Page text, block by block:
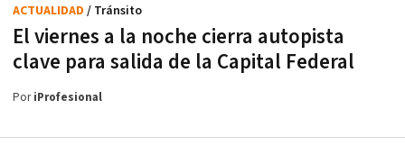
El viernes a la noche cierra autopista
clave para salida de la Capital Federal
ACTUALIDAD / Tránsito
PoriProfesional